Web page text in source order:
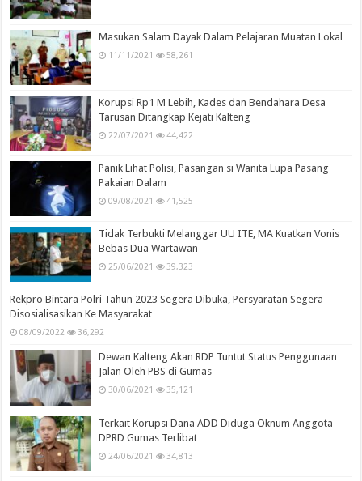
Masukan Salam Dayak Dalam Pelajaran Muatan Lokal
11/11/2021 58,261
Korupsi Rp1 M Lebih, Kades dan Bendahara Desa
Tarusan Ditangkap Kejati Kalteng
22/07/2021 44,422
Panik Lihat Polisi, Pasangan si Wanita Lupa Pasang
Pakaian Dalam
09/08/2021 41,525
Tidak Terbukti Melanggar UU ITE, MA Kuatkan Vonis
Bebas Dua Wartawan
25/06/2021 39,323
Rekpro Bintara Polri Tahun 2023 Segera Dibuka, Persyaratan Segera
Disosialisasikan Ke Masyarakat
08/09/2022 36,292
Dewan Kalteng Akan RDP Tuntut Status Penggunaan
Jalan Oleh PBS di Gumas
30/06/2021 35,121
Terkait Korupsi Dana ADD Diduga Oknum Anggota
DPRD Gumas Terlibat
24/06/2021 34,813